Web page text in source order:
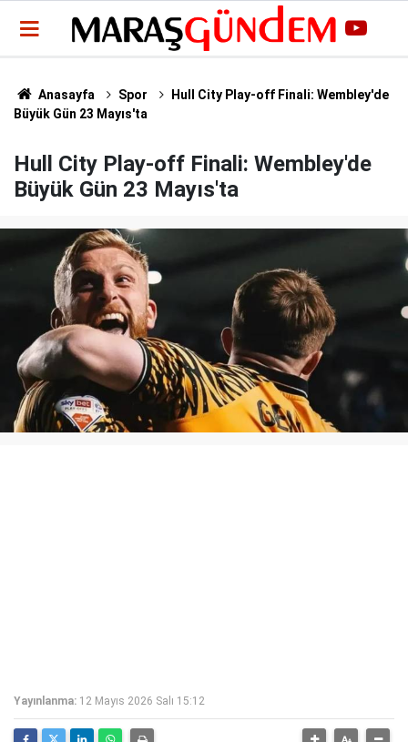
Anasayfa Spor
Hull City Play-off Finali: Wembley'de
Büyük Gün 23 Mayıs'ta
Hull City Play-off Finali: Wembley'de
Büyük Gün 23 Mayıs'ta
Yayınlanma: 12 Mayıs 2026 Salı 15:12